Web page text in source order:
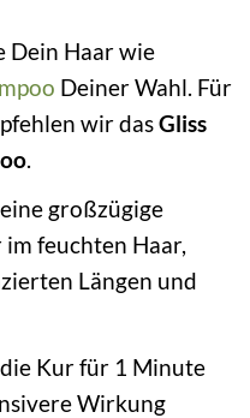
Dein Haar wie
Deiner Wahl. Für
wir dasGliss
.
großzügige
feuchten Haar,
Längen und
die Kur für 1 Minute
Wirkung